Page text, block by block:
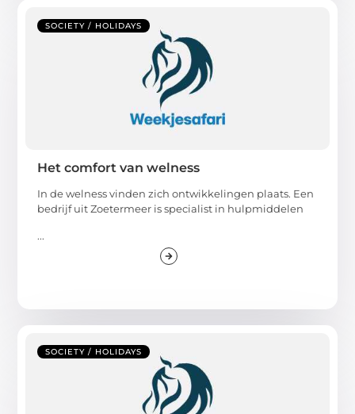
SOCIETY / HOLIDAYS
Het comfort van welness
In de welness vinden zich ontwikkelingen plaats. Een
bedrijf uit Zoetermeer is specialist in hulpmiddelen
...
SOCIETY / HOLIDAYS